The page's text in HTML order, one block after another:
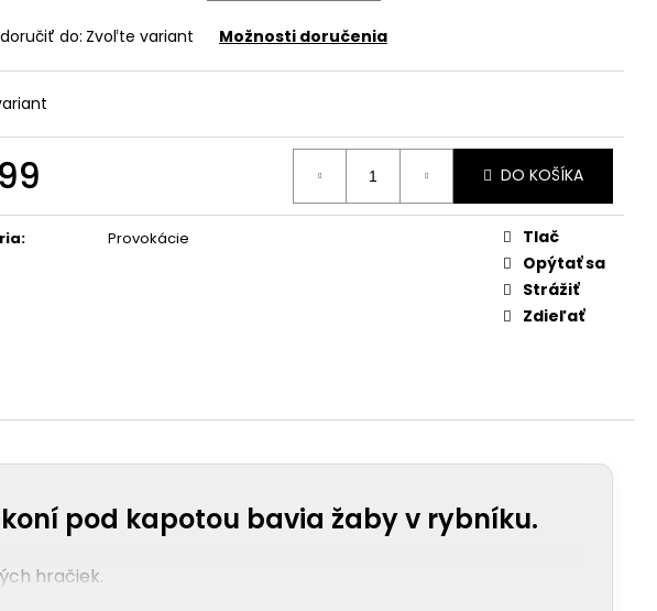
do: Zvoľte variant Možnosti doručenia
DO KOŠÍKA
: Provokácie
Tlač
Opýtať sa
Strážiť
Zdieľať
pod kapotou bavia žaby v rybníku.
hračiek.